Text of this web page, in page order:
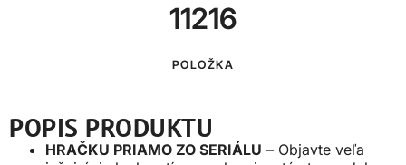
11216
POLOŽKA
POPIS PRODUKTU
HRAČKU PRIAMO ZO SERIÁLU – Objavte veľa